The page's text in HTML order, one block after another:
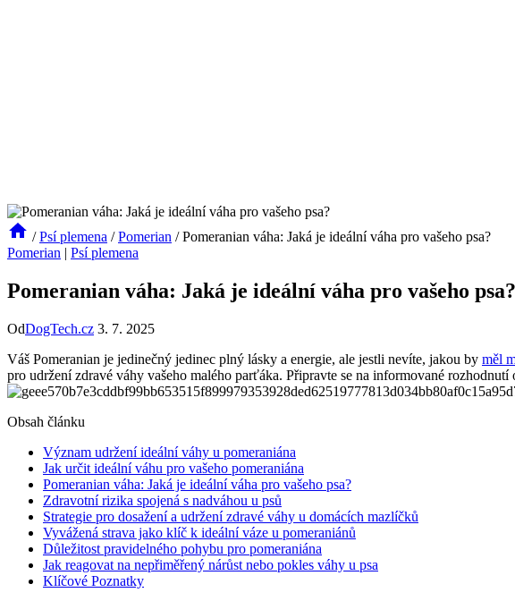
/ Psí plemena / Pomerian / Pomeranian váha: Jaká je ideální váha pro vašeho psa?
Pomerian | Psí plemena
Pomeranian váha: Jaká je ideální váha pro vašeho psa?
OdDogTech.cz 3. 7. 2025
Váš Pomeranian⁤ je ⁤jedinečný jedinec‍ plný lásky a energie, ale⁢ jestli nevíte, ​jakou by⁤ měl
pro udržení zdravé ‌váhy vašeho malého parťáka.​ Připravte ​se na⁢ informované rozhodnutí
Obsah článku
Význam udržení ideální váhy u pomeraniána
Jak určit ideální⁤ váhu pro ⁣vašeho pomeraniána
Pomeranian váha: Jaká je⁢ ideální váha pro vašeho psa?
Zdravotní rizika⁤ spojená s nadváhou u psů
Strategie pro dosažení a udržení zdravé⁢ váhy u⁤ domácích ‍mazlíčků
Vyvážená strava jako klíč⁣ k ideální váze u​ pomeraniánů
Důležitost pravidelného pohybu pro pomeraniána
Jak reagovat ⁣na nepřiměřený nárůst nebo pokles ‍váhy u psa
Klíčové Poznatky